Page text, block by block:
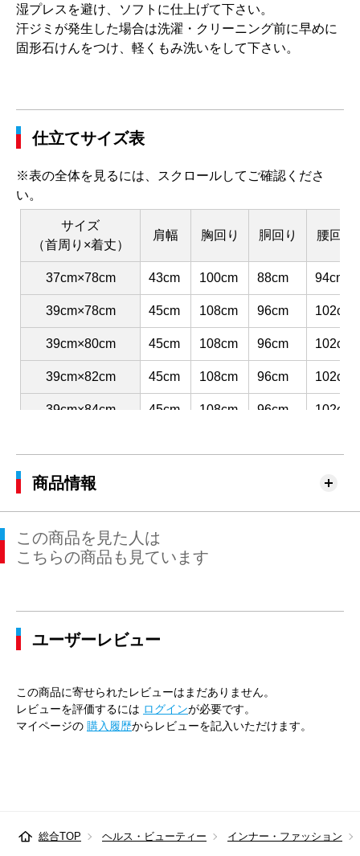
湿プレスを避け、ソフトに仕上げて下さい。
汗ジミが発生した場合は洗濯・クリーニング前に早めに
固形石けんをつけ、軽くもみ洗いをして下さい。
仕立てサイズ表
※表の全体を見るには、スクロールしてご確認くださ
い。
サイズ
（首周り×着丈）
肩幅 胸回り 胴回り 腰回り
37cm×78cm 43cm 100cm 88cm 94cm
39cm×78cm 45cm 108cm 96cm 102cm
39cm×80cm 45cm 108cm 96cm 102cm
39cm×82cm 45cm 108cm 96cm 102cm
39cm×84cm 45cm 108cm 96cm 102cm
41cm×82cm 110cm
41cm×84cm 47cm 116cm 104cm 110cm
41cm×86cm 47cm
43cm×84cm 49cm 120cm 112cm 116cm
43cm×86cm 49cm
45cm×86cm 51cm 128cm
商品情報
この商品を見た人は
こちらの商品も見ています
ユーザーレビュー
この商品に寄せられたレビューはまだありません。
レビューを評価するには ログインが必要です。
マイページの 購入履歴からレビューを記入いただけます。
総合TOP ヘルス・ビューティー インナー・ファッション